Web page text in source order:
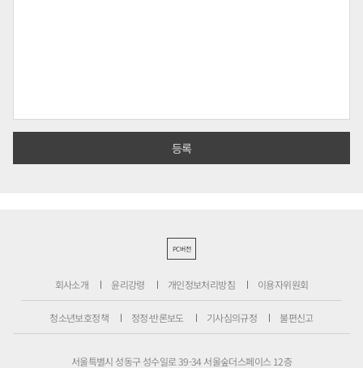
PC버전
회사소개 윤리강령 개인정보처리방침 이용자위원회
청소년보호정책 정정·반론보도 기사심의규정 불편신고
서울특별시 성동구 성수일로 39-34 서울숲더스페이스 12층